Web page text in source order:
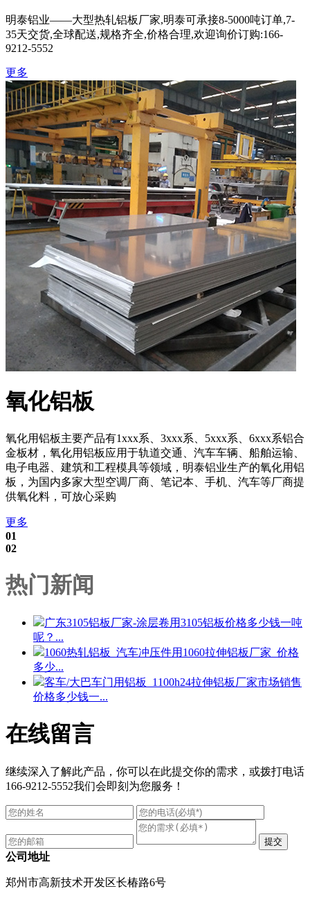
明泰铝业——大型热轧铝板厂家,明泰可承接8-5000吨订单,7-
35天交货,全球配送,规格齐全,价格合理,欢迎询价订购:166-
9212-5552
更多
氧化铝板
氧化用铝板主要产品有1xxx系、3xxx系、5xxx系、6xxx系铝合
金板材，氧化用铝板应用于轨道交通、汽车车辆、船舶运输、
电子电器、建筑和工程模具等领域，明泰铝业生产的氧化用铝
板，为国内多家大型空调厂商、笔记本、手机、汽车等厂商提
供氧化料，可放心采购
更多
01
02
热门新闻
广东3105铝板厂家-涂层卷用3105铝板价格多少钱一吨
呢？...
1060热轧铝板_汽车冲压件用1060拉伸铝板厂家_价格
多少...
客车/大巴车门用铝板_1100h24拉伸铝板厂家市场销售
价格多少钱一...
在线留言
继续深入了解此产品，你可以在此提交你的需求，或拨打电话
166-9212-5552我们会即刻为您服务！
公司地址
郑州市高新技术开发区长椿路6号